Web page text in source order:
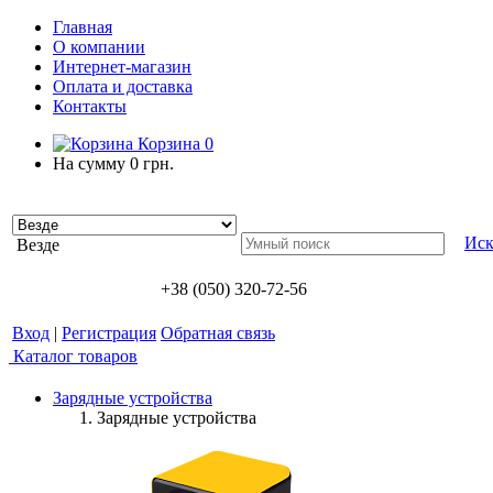
Главная
О компании
Интернет-магазин
Оплата и доставка
Контакты
Корзина 0
На сумму 0 грн.
Везде
+38 (050) 320-72-56
Вход | Регистрация Обратная связь
Каталог товаров
Зарядные устройства
Зарядные устройства